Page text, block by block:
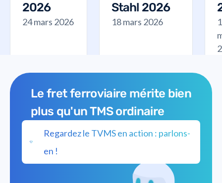
2026
24 mars 2026
Stahl 2026
18 mars 2026
Le fret ferroviaire mérite bien
plus qu'un TMS ordinaire
Regardez le TVMS en action : parlons-
en !